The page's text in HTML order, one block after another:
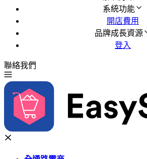
系統功能
開店費用
品牌成長資源
登入
聯絡我們